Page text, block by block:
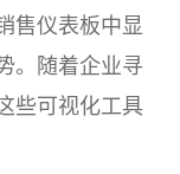
售仪表板中显
。随着企业寻
些可视化工具